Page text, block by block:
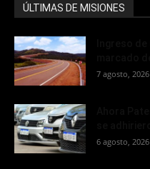
ÚLTIMAS DE MISIONES
7 agosto, 2026
6 agosto, 2026